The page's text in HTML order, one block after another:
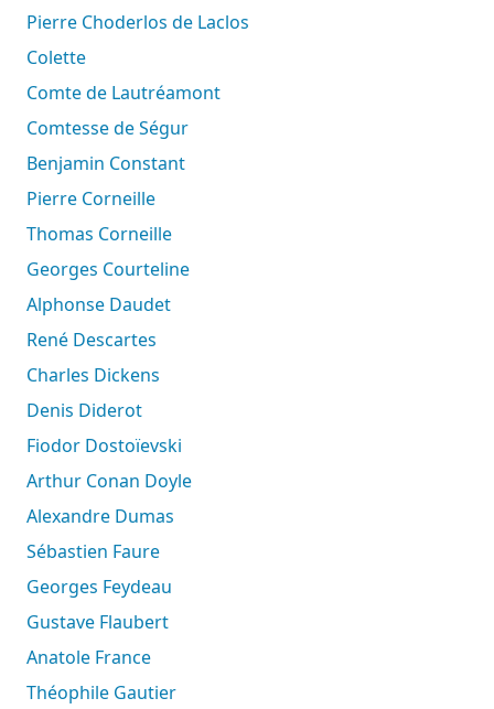
Pierre Choderlos de Laclos
Colette
Comte de Lautréamont
Comtesse de Ségur
Benjamin Constant
Pierre Corneille
Thomas Corneille
Georges Courteline
Alphonse Daudet
René Descartes
Charles Dickens
Denis Diderot
Fiodor Dostoïevski
Arthur Conan Doyle
Alexandre Dumas
Sébastien Faure
Georges Feydeau
Gustave Flaubert
Anatole France
Théophile Gautier